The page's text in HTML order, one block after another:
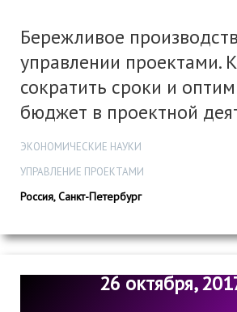
Бережливое
управлении проектами.
сократить сроки и
бюджет в проектной
ЭКОНОМИЧЕСКИЕ НАУКИ
УПРАВЛЕНИЕ ПРОЕКТАМИ
Россия, Санкт-Петербург
26 октября,